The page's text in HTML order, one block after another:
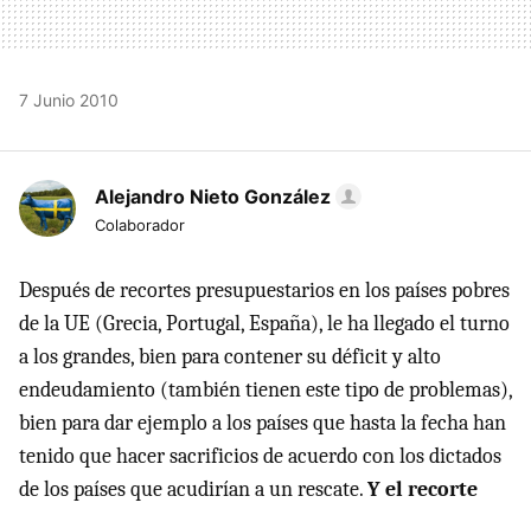
7 Junio 2010
Alejandro Nieto González
Colaborador
Después de recortes presupuestarios en los países pobres
de la UE (Grecia, Portugal, España), le ha llegado el turno
a los grandes, bien para contener su déficit y alto
endeudamiento (también tienen este tipo de problemas),
bien para dar ejemplo a los países que hasta la fecha han
tenido que hacer sacrificios de acuerdo con los dictados
de los países que acudirían a un rescate.Y el recorte